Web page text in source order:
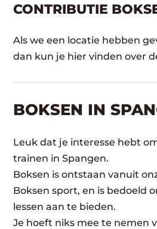
CONTRIBUTIE
Als we een locatie hebben
dan kun je hier vinden over
BOKSEN IN
Leuk dat je interesse hebt
trainen in Spangen.
Boksen is ontstaan vanuit
Boksen sport, en is bedoeld
lessen aan te bieden.
Je hoeft niks mee te nemen